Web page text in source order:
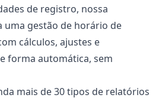
de registro, nossa
gestão de horário de
cálculos, ajustes e
forma automática, sem
mais de 30 tipos de relatórios